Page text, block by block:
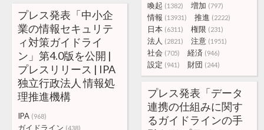
喚起 (1382) 増加 (797)
情報 (13931) 推進 (2222)
日本 (6311) 権限 (231)
法人 (2821) 注意 (1951)
社会 (705) 経済 (946)
設定 (941) 財団 (244)
プレス発表「中小企
業の情報セキュリテ
ィ対策ガイドライ
ン」第4.0版を公開 |
プレスリリース | IPA
独立行政法人 情報処
理推進機構
IPA (968)
ガイドライン (438)
プレス発表「データ
連携の仕組みに関す
るガイドラインの手